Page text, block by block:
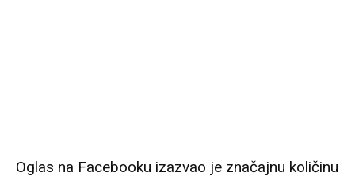
Oglas na Facebooku izazvao je značajnu količinu